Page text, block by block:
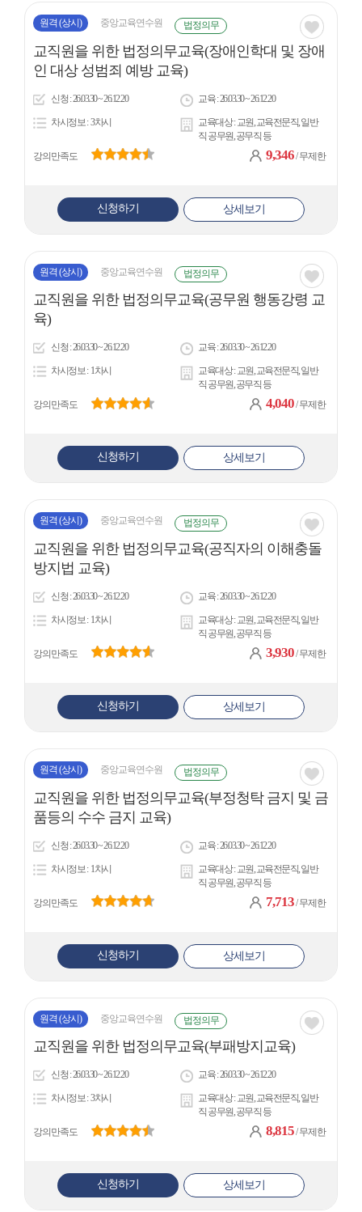
원격 (상시) 중앙교육연수원 법정의무 관심
교직원을 위한 법정의무교육(장애인학대 및 장애
인 대상 성범죄 예방 교육)
신청 26.03.30 ~ 26.12.20 교육 26.03.30 ~ 26.12.20
차시정보 3차시 교육대상 교원, 교육전문직, 일반
직 공무원, 공무직 등
강의만족도
9,346/ 무제한
신청하기 상세보기
원격 (상시) 중앙교육연수원 법정의무 관심
교직원을 위한 법정의무교육(공무원 행동강령 교
육)
신청 26.03.30 ~ 26.12.20 교육 26.03.30 ~ 26.12.20
차시정보 1차시 교육대상 교원, 교육전문직, 일반
직 공무원, 공무직 등
강의만족도
4,040/ 무제한
신청하기 상세보기
원격 (상시) 중앙교육연수원 법정의무 관심
교직원을 위한 법정의무교육(공직자의 이해충돌
방지법 교육)
신청 26.03.30 ~ 26.12.20 교육 26.03.30 ~ 26.12.20
차시정보 1차시 교육대상 교원, 교육전문직, 일반
직 공무원, 공무직 등
강의만족도
3,930/ 무제한
신청하기 상세보기
원격 (상시) 중앙교육연수원 법정의무 관심
교직원을 위한 법정의무교육(부정청탁 금지 및 금
품등의 수수 금지 교육)
신청 26.03.30 ~ 26.12.20 교육 26.03.30 ~ 26.12.20
차시정보 1차시 교육대상 교원, 교육전문직, 일반
직 공무원, 공무직 등
강의만족도
7,713/ 무제한
신청하기 상세보기
원격 (상시) 중앙교육연수원 법정의무 관심
콘
교직원을 위한 법정의무교육(부패방지교육)
신청 26.03.30 ~ 26.12.20 교육 26.03.30 ~ 26.12.20
차시정보 3차시 교육대상 교원, 교육전문직, 일반
직 공무원, 공무직 등
강의만족도
8,815/ 무제한
신청하기 상세보기